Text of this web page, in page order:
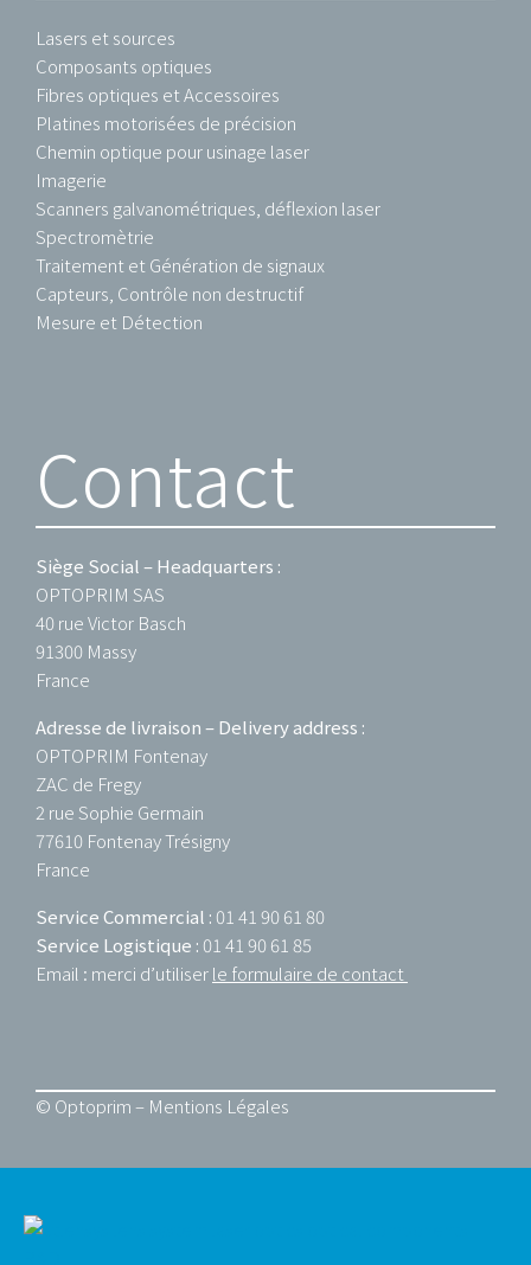
Lasers et sources
Composants optiques
Fibres optiques et Accessoires
Platines motorisées de précision
Chemin optique pour usinage laser
Imagerie
Scanners galvanométriques, déflexion laser
Spectromètrie
Traitement et Génération de signaux
Capteurs, Contrôle non destructif
Mesure et Détection
Contact
Siège Social – Headquarters :
OPTOPRIM SAS
40 rue Victor Basch
91300 Massy
France
Adresse de livraison – Delivery address :
OPTOPRIM Fontenay
ZAC de Fregy
2 rue Sophie Germain
77610 Fontenay Trésigny
France
Service Commercial : 01 41 90 61 80
Service Logistique : 01 41 90 61 85
Email : merci d’utiliserle formulaire de contact
© Optoprim – Mentions Légales